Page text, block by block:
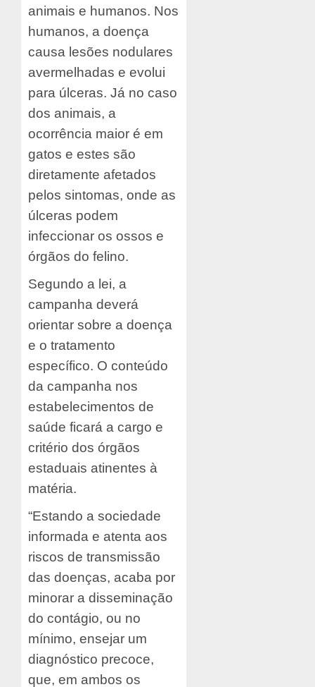
animais e humanos. Nos
humanos, a doença
causa lesões nodulares
avermelhadas e evolui
para úlceras. Já no caso
dos animais, a
ocorrência maior é em
gatos e estes são
diretamente afetados
pelos sintomas, onde as
úlceras podem
infeccionar os ossos e
órgãos do felino.
Segundo a lei, a
campanha deverá
orientar sobre a doença
e o tratamento
específico. O conteúdo
da campanha nos
estabelecimentos de
saúde ficará a cargo e
critério dos órgãos
estaduais atinentes à
matéria.
“Estando a sociedade
informada e atenta aos
riscos de transmissão
das doenças, acaba por
minorar a disseminação
do contágio, ou no
mínimo, ensejar um
diagnóstico precoce,
que, em ambos os